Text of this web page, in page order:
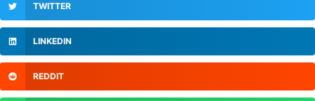
TWITTER
LINKEDIN
REDDIT